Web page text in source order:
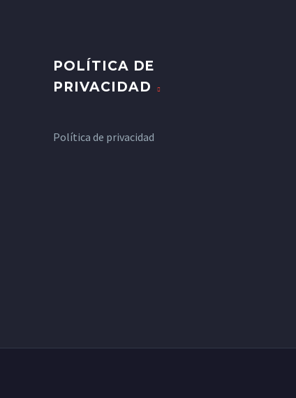
POLÍTICA DE
PRIVACIDAD
Política de privacidad